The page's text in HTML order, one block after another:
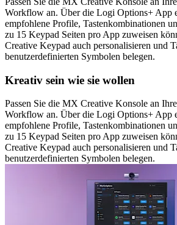
Workflow an. Über die Logi Options+ App
empfohlene Profile, Tastenkombinationen
zu 15 Keypad Seiten pro App zuweisen
Creative Keypad auch personalisieren und
benutzerdefinierten Symbolen belegen.
Kreativ sein wie sie wollen
Passen Sie die MX Creative Konsole an
Workflow an. Über die Logi Options+ App
empfohlene Profile, Tastenkombinationen
zu 15 Keypad Seiten pro App zuweisen
Creative Keypad auch personalisieren und
benutzerdefinierten Symbolen belegen.